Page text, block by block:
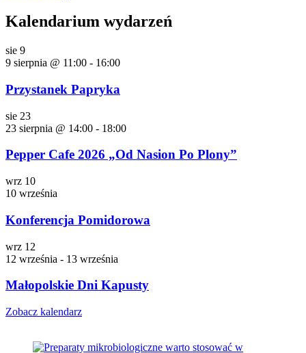
Kalendarium wydarzeń
sie 9
9 sierpnia @ 11:00 - 16:00
Przystanek Papryka
sie 23
23 sierpnia @ 14:00 - 18:00
Pepper Cafe 2026 „Od Nasion Po Plony”
wrz 10
10 września
Konferencja Pomidorowa
wrz 12
12 września - 13 września
Małopolskie Dni Kapusty
Zobacz kalendarz